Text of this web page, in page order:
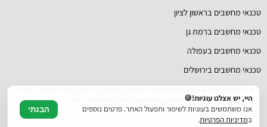
טכנאי מחשבים בראשון לציון
טכנאי מחשבים ברמת גן
טכנאי מחשבים בעפולה
טכנאי מחשבים בירושלים
pcq.co.il@gmail.com | טלפון: 077-8805207היי, יש אצלנו עוגיות!🍪
אנו משתמשים בעוגיות לשיפור ותפעול האתר. פרטים נוספים
במדיניות הפרטיות.
הבנתי